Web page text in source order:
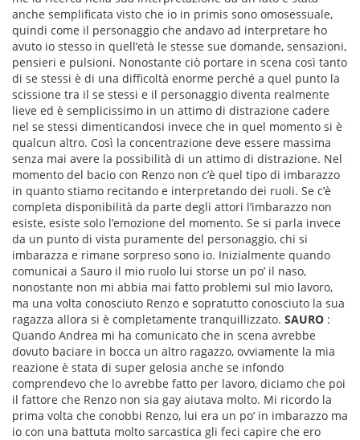
anche semplificata visto che io in primis sono omosessuale,
quindi come il personaggio che andavo ad interpretare ho
avuto io stesso in quell’età le stesse sue domande, sensazioni,
pensieri e pulsioni. Nonostante ciò portare in scena così tanto
di se stessi è di una difficoltà enorme perché a quel punto la
scissione tra il se stessi e il personaggio diventa realmente
lieve ed è semplicissimo in un attimo di distrazione cadere
nel se stessi dimenticandosi invece che in quel momento si è
qualcun altro. Così la concentrazione deve essere massima
senza mai avere la possibilità di un attimo di distrazione. Nel
momento del bacio con Renzo non c’è quel tipo di imbarazzo
in quanto stiamo recitando e interpretando dei ruoli. Se c’è
completa disponibilità da parte degli attori l’imbarazzo non
esiste, esiste solo l’emozione del momento. Se si parla invece
da un punto di vista puramente del personaggio, chi si
imbarazza e rimane sorpreso sono io. Inizialmente quando
comunicai a Sauro il mio ruolo lui storse un po’ il naso,
nonostante non mi abbia mai fatto problemi sul mio lavoro,
ma una volta conosciuto Renzo e sopratutto conosciuto la sua
ragazza allora si è completamente tranquillizzato. SAURO :
Quando Andrea mi ha comunicato che in scena avrebbe
dovuto baciare in bocca un altro ragazzo, ovviamente la mia
reazione è stata di super gelosia anche se infondo
comprendevo che lo avrebbe fatto per lavoro, diciamo che poi
il fattore che Renzo non sia gay aiutava molto. Mi ricordo la
prima volta che conobbi Renzo, lui era un po’ in imbarazzo ma
io con una battuta molto sarcastica gli feci capire che ero